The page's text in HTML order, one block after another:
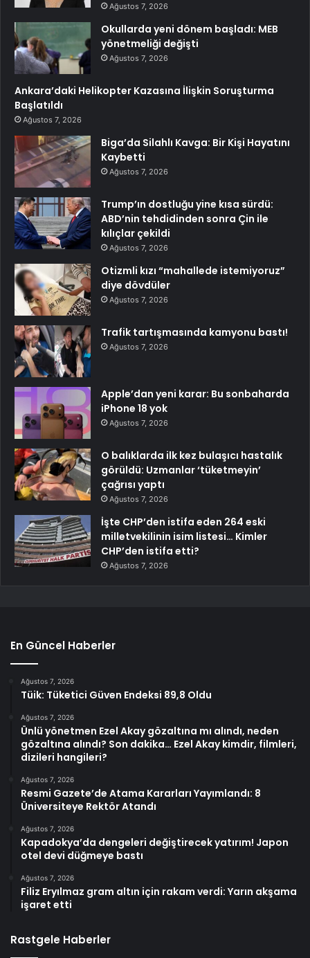
Ağustos 7, 2026
Okullarda yeni dönem başladı: MEB
yönetmeliği değişti
Ağustos 7, 2026
Ankara’daki Helikopter Kazasına İlişkin Soruşturma
Başlatıldı
Ağustos 7, 2026
Biga’da Silahlı Kavga: Bir Kişi Hayatını
Kaybetti
Ağustos 7, 2026
Trump’ın dostluğu yine kısa sürdü:
ABD’nin tehdidinden sonra Çin ile
kılıçlar çekildi
Ağustos 7, 2026
Otizmli kızı “mahallede istemiyoruz”
diye dövdüler
Ağustos 7, 2026
Trafik tartışmasında kamyonu bastı!
Ağustos 7, 2026
Apple’dan yeni karar: Bu sonbaharda
iPhone 18 yok
Ağustos 7, 2026
O balıklarda ilk kez bulaşıcı hastalık
görüldü: Uzmanlar ‘tüketmeyin’
çağrısı yaptı
Ağustos 7, 2026
İşte CHP’den istifa eden 264 eski
milletvekilinin isim listesi… Kimler
CHP’den istifa etti?
Ağustos 7, 2026
En Güncel Haberler
Ağustos 7, 2026
Tüik: Tüketici Güven Endeksi 89,8 Oldu
Ağustos 7, 2026
Ünlü yönetmen Ezel Akay gözaltına mı alındı, neden
gözaltına alındı? Son dakika… Ezel Akay kimdir, filmleri,
dizileri hangileri?
Ağustos 7, 2026
Resmi Gazete’de Atama Kararları Yayımlandı: 8
Üniversiteye Rektör Atandı
Ağustos 7, 2026
Kapadokya’da dengeleri değiştirecek yatırım! Japon
otel devi düğmeye bastı
Ağustos 7, 2026
Filiz Eryılmaz gram altın için rakam verdi: Yarın akşama
işaret etti
Rastgele Haberler